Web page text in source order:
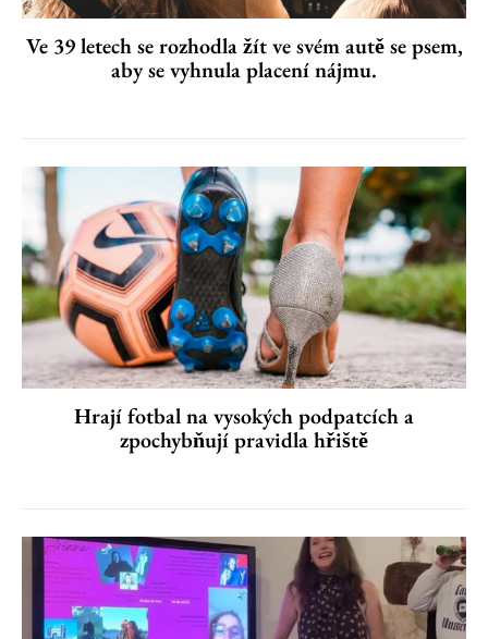
Ve 39 letech se rozhodla žít ve svém autě se psem,
aby se vyhnula placení nájmu.
Hrají fotbal na vysokých podpatcích a
zpochybňují pravidla hřiště